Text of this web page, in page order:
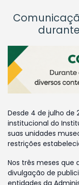
Desde 4 de julho de
institucional do
suas unidades
restrições
Nos três meses que
divulgação de